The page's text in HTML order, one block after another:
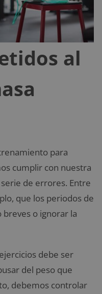
al
para
cumplir con nuestra
de errores. Entre
que los periodos de
o ignorar la
debe ser
del peso que
debemos controlar